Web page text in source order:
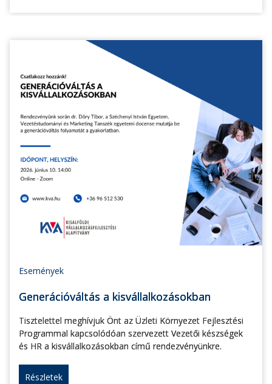
Események
Generációváltás a kisvállalkozásokban
Tisztelettel meghívjuk Önt az Üzleti Környezet Fejlesztési
Programmal kapcsolódóan szervezett Vezetői készségek
és HR a kisvállalkozásokban című rendezvényünkre.
Részletek